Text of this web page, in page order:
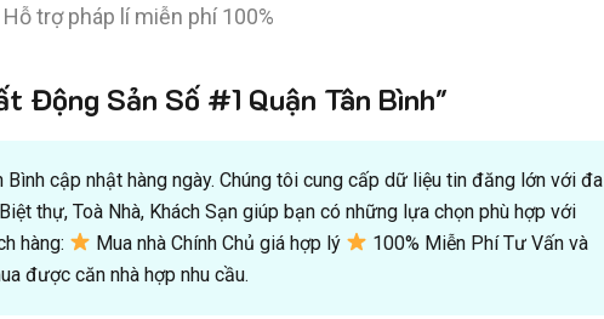
trợ pháp lí miễn phí 100%
Động Sản Số #1 Quận Tân Bình"
cập nhật hàng ngày. Chúng tôi cung cấp dữ liệu tin đăng lớn với đa
thự, Toà Nhà, Khách Sạn giúp bạn có những lựa chọn phù hợp với
hàng:
Mua nhà Chính Chủ giá hợp lý
100% Miễn Phí Tư Vấn và
được căn nhà hợp nhu cầu.